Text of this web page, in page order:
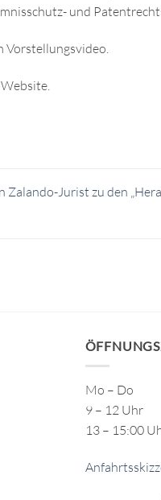
und
Vorstellungsvideo.
Zalando-Jurist zu den
Mo – Do
9 – 12 Uhr
13 – 15:00